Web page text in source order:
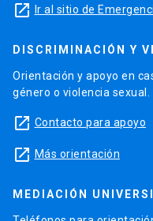
launch Ir al sitio de
DISCRIMINACIÓN Y
Orientación y apoyo en
género o violencia sexual.
launch Contacto para apoyo
launch Más orientación
MEDIACIÓN